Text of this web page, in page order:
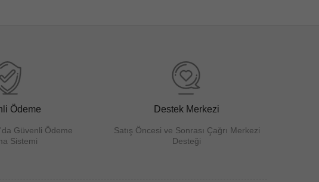
Ödeme
Güvenli Ödeme
Sistemi
Destek Merkezi
Satış Öncesi ve Sonrası Çağrı Merkezi
Desteği